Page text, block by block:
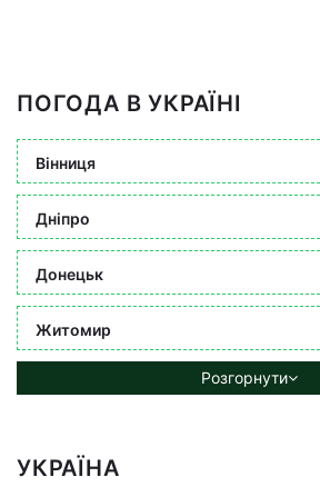
ПОГОДА В УКРАЇНІ
Вінниця
Дніпро
Донецьк
Житомир
Розгорнути
УКРАЇНА